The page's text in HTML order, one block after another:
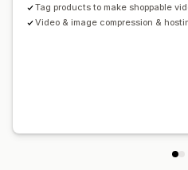
Tag products to make shoppable
Video & image compression &